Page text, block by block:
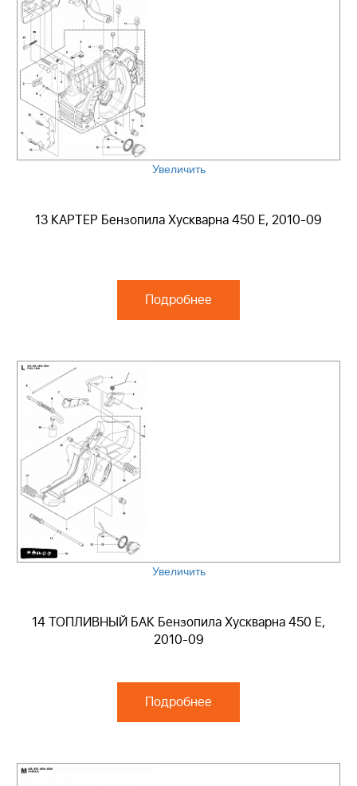
Увеличить
13 КАРТЕР Бензопила Хускварна 450 E, 2010-09
Подробнее
Увеличить
14 ТОПЛИВНЫЙ БАК Бензопила Хускварна 450 E,
2010-09
Подробнее